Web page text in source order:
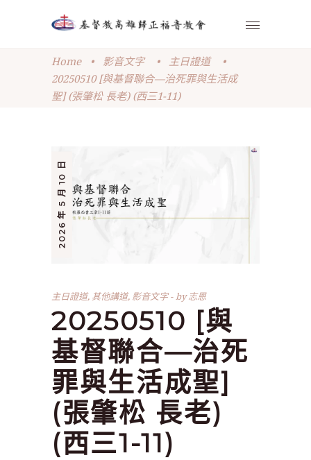
Home • 影音文字 • 主日證道
•
20250510 [與基督聯合—治死罪與生活成
聖] (張肇松 長老) (西三1-11)
2026 年 5 月 10 日
主日證道, 其他講道, 影音文字 by志恩
20250510 [與
基督聯合—治死
罪與生活成聖]
(張肇松 長老)
(西三1-11)